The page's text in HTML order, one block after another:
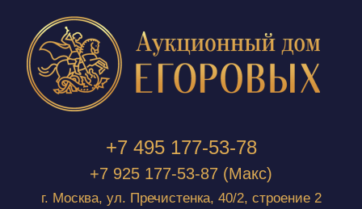
+7 495 177-53-78
+7 925 177-53-87 (Макс)
г. Москва, ул. Пречистенка, 40/2, строение 2